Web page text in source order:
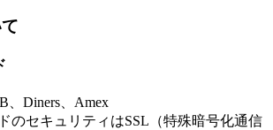
、Diners、Amex
のセキュリティはSSL（特殊暗号化通信